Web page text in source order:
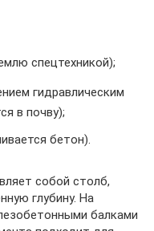
спецтехникой);
гидравлическим
в почву);
бетон).
собой столб,
глубину. На
балками